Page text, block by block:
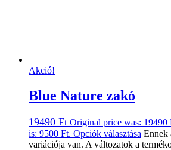
Akció!
Blue Nature zakó
19490Ft Original price was: 19490
is: 9500 Ft. Opciók választása Ennek
variációja van. A változatok a